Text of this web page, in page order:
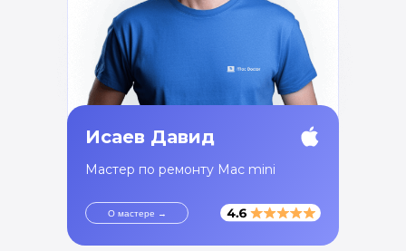
Исаев Давид
Мастер по ремонту Mac mini
О мастере →